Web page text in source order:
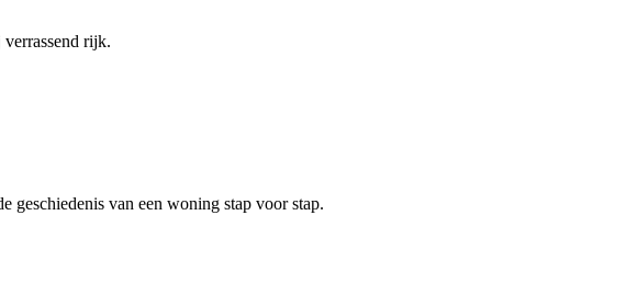
rijk.
geschiedenis van een woning stap voor stap.